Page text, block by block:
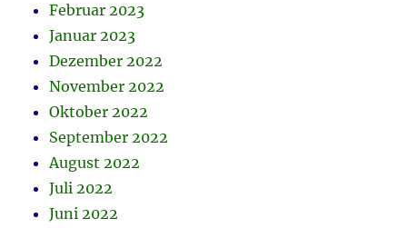
Februar 2023
Januar 2023
Dezember 2022
November 2022
Oktober 2022
September 2022
August 2022
Juli 2022
Juni 2022